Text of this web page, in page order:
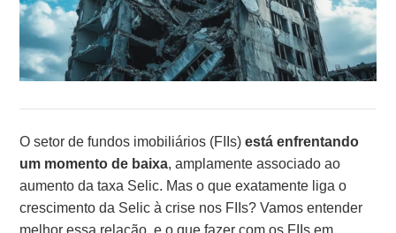
O setor de fundos imobiliários (FIIs)está enfrentando
um momento de baixa, amplamente associado ao
aumento da taxa Selic. Mas o que exatamente liga o
crescimento da Selic à crise nos FIIs? Vamos entender